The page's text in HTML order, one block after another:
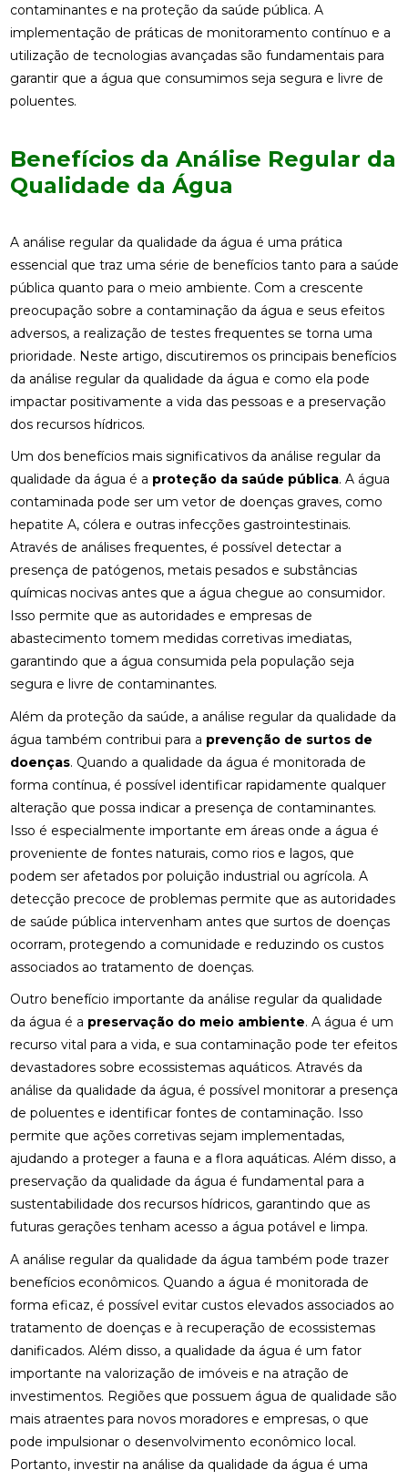
contaminantes e na proteção da saúde pública. A
implementação de práticas de monitoramento contínuo e a
utilização de tecnologias avançadas são fundamentais para
garantir que a água que consumimos seja segura e livre de
poluentes.
Benefícios da Análise Regular da
Qualidade da Água
A análise regular da qualidade da água é uma prática
essencial que traz uma série de benefícios tanto para a saúde
pública quanto para o meio ambiente. Com a crescente
preocupação sobre a contaminação da água e seus efeitos
adversos, a realização de testes frequentes se torna uma
prioridade. Neste artigo, discutiremos os principais benefícios
da análise regular da qualidade da água e como ela pode
impactar positivamente a vida das pessoas e a preservação
dos recursos hídricos.
Um dos benefícios mais significativos da análise regular da
qualidade da água é a proteção da saúde pública. A água
contaminada pode ser um vetor de doenças graves, como
hepatite A, cólera e outras infecções gastrointestinais.
Através de análises frequentes, é possível detectar a
presença de patógenos, metais pesados e substâncias
químicas nocivas antes que a água chegue ao consumidor.
Isso permite que as autoridades e empresas de
abastecimento tomem medidas corretivas imediatas,
garantindo que a água consumida pela população seja
segura e livre de contaminantes.
Além da proteção da saúde, a análise regular da qualidade da
água também contribui para a prevenção de surtos de
doenças. Quando a qualidade da água é monitorada de
forma contínua, é possível identificar rapidamente qualquer
alteração que possa indicar a presença de contaminantes.
Isso é especialmente importante em áreas onde a água é
proveniente de fontes naturais, como rios e lagos, que
podem ser afetados por poluição industrial ou agrícola. A
detecção precoce de problemas permite que as autoridades
de saúde pública intervenham antes que surtos de doenças
ocorram, protegendo a comunidade e reduzindo os custos
associados ao tratamento de doenças.
Outro benefício importante da análise regular da qualidade
da água é a preservação do meio ambiente. A água é um
recurso vital para a vida, e sua contaminação pode ter efeitos
devastadores sobre ecossistemas aquáticos. Através da
análise da qualidade da água, é possível monitorar a presença
de poluentes e identificar fontes de contaminação. Isso
permite que ações corretivas sejam implementadas,
ajudando a proteger a fauna e a flora aquáticas. Além disso, a
preservação da qualidade da água é fundamental para a
sustentabilidade dos recursos hídricos, garantindo que as
futuras gerações tenham acesso a água potável e limpa.
A análise regular da qualidade da água também pode trazer
benefícios econômicos. Quando a água é monitorada de
forma eficaz, é possível evitar custos elevados associados ao
tratamento de doenças e à recuperação de ecossistemas
danificados. Além disso, a qualidade da água é um fator
importante na valorização de imóveis e na atração de
investimentos. Regiões que possuem água de qualidade são
mais atraentes para novos moradores e empresas, o que
pode impulsionar o desenvolvimento econômico local.
Portanto, investir na análise da qualidade da água é uma